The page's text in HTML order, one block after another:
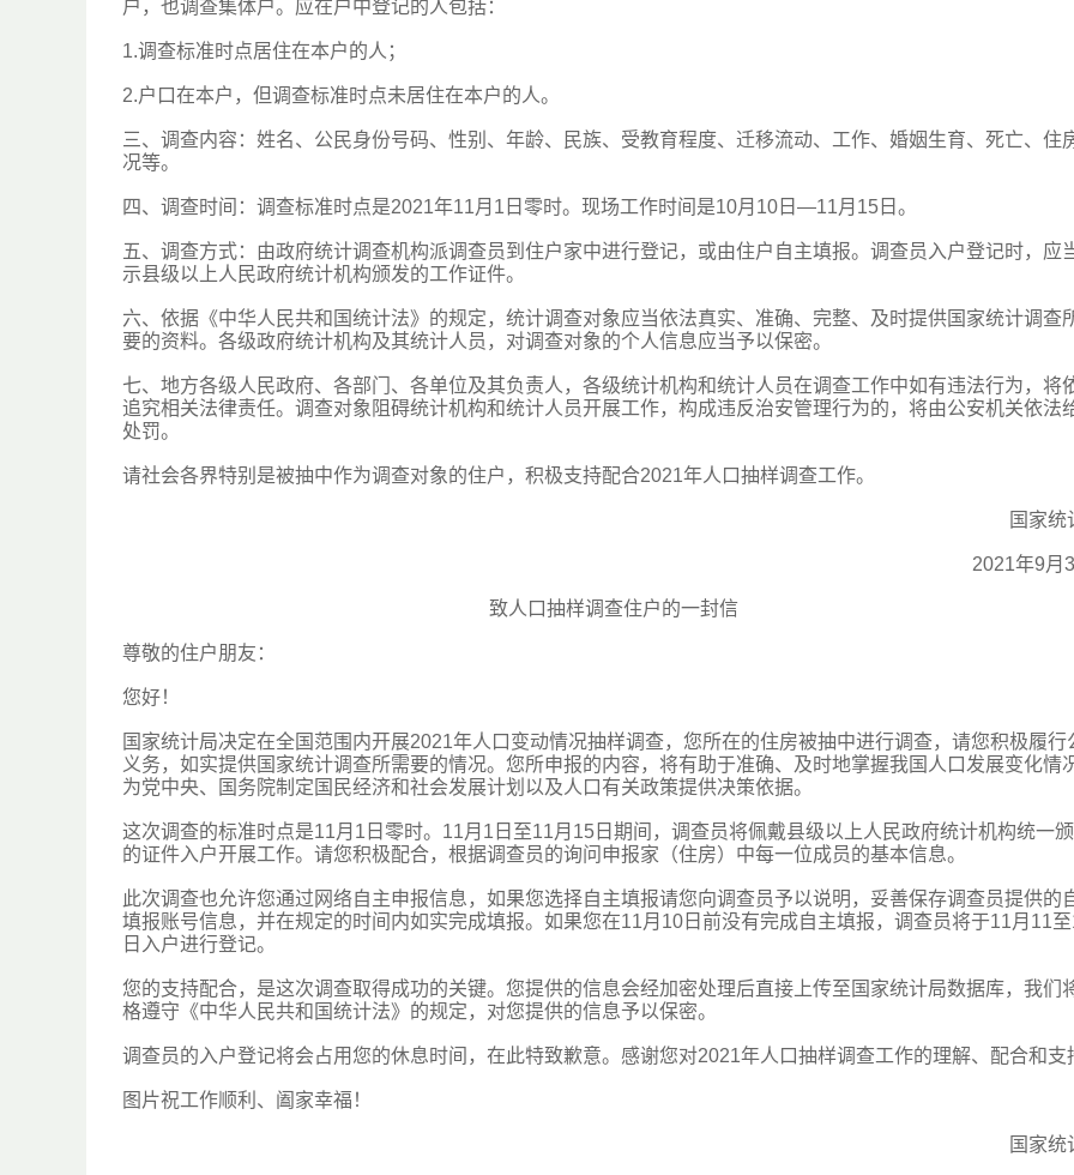
户，也调查集体户。应在户中登记的人包括：
1.调查标准时点居住在本户的人；
2.户口在本户，但调查标准时点未居住在本户的人。
三、调查内容：姓名、公民身份号码、性别、年龄、民族、受教育程度、迁移流动、工作、婚姻生育、死亡、住
况等。
四、调查时间：调查标准时点是2021年11月1日零时。现场工作时间是10月10日—11月15日。
五、调查方式：由政府统计调查机构派调查员到住户家中进行登记，或由住户自主填报。调查员入户登记时，应
示县级以上人民政府统计机构颁发的工作证件。
六、依据《中华人民共和国统计法》的规定，统计调查对象应当依法真实、准确、完整、及时提供国家统计调查
要的资料。各级政府统计机构及其统计人员，对调查对象的个人信息应当予以保密。
七、地方各级人民政府、各部门、各单位及其负责人，各级统计机构和统计人员在调查工作中如有违法行为，将
追究相关法律责任。调查对象阻碍统计机构和统计人员开展工作，构成违反治安管理行为的，将由公安机关依法
处罚。
请社会各界特别是被抽中作为调查对象的住户，积极支持配合2021年人口抽样调查工作。
国家统
2021年9月
致人口抽样调查住户的一封信
尊敬的住户朋友：
您好！
国家统计局决定在全国范围内开展2021年人口变动情况抽样调查，您所在的住房被抽中进行调查，请您积极履行
义务，如实提供国家统计调查所需要的情况。您所申报的内容，将有助于准确、及时地掌握我国人口发展变化情
为党中央、国务院制定国民经济和社会发展计划以及人口有关政策提供决策依据。
这次调查的标准时点是11月1日零时。11月1日至11月15日期间，调查员将佩戴县级以上人民政府统计机构统一
的证件入户开展工作。请您积极配合，根据调查员的询问申报家（住房）中每一位成员的基本信息。
此次调查也允许您通过网络自主申报信息，如果您选择自主填报请您向调查员予以说明，妥善保存调查员提供的
填报账号信息，并在规定的时间内如实完成填报。如果您在11月10日前没有完成自主填报，调查员将于11月11
日入户进行登记。
您的支持配合，是这次调查取得成功的关键。您提供的信息会经加密处理后直接上传至国家统计局数据库，我们
格遵守《中华人民共和国统计法》的规定，对您提供的信息予以保密。
调查员的入户登记将会占用您的休息时间，在此特致歉意。感谢您对2021年人口抽样调查工作的理解、配合和支
图片祝工作顺利、阖家幸福！
国家统